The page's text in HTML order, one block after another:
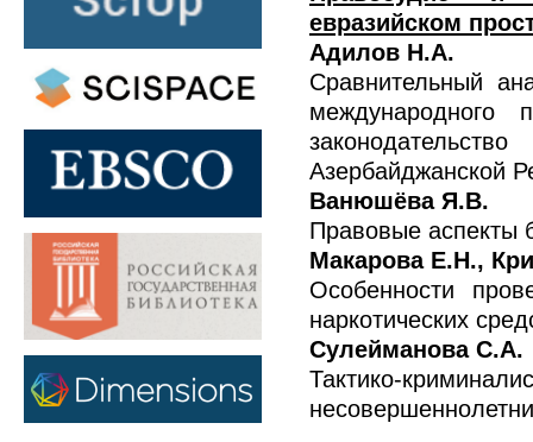
евразийском
Адилов Н.А.
Сравнительный
законодательство
Азербайджанской
Ванюшёва Я.В.
Правовые аспекты
Макарова Е.Н.,
Особенности
наркотических
Сулейманова C.А.
Тактико-